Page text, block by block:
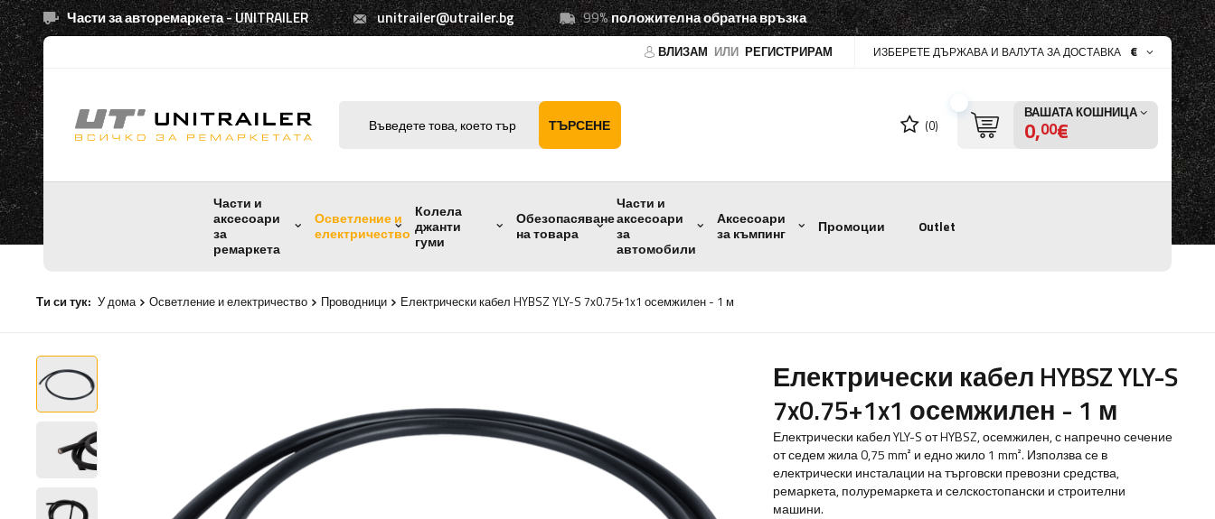
Части за авторемаркета - UNITRAILER unitrailer@utrailer.bg 99%положителна обратна връзка
ВЛИЗАМ ИЛИ РЕГИСТРИРАМ ИЗБЕРЕТЕ ДЪРЖАВА И ВАЛУТА ЗА ДОСТАВКА €
ТЪРСЕНЕ (0)
ВАШАТА КОШНИЦА
0,00€
Части и
аксесоари
за
ремаркета
Осветление и
електричество
Колела
джанти
гуми
Обезопасяване
на товара
Части и
аксесоари
за
автомобили
Аксесоари
за къмпинг
Промоции Outlet
Ти си тук: У дома Осветление и електричество Проводници Електрически кабел HYBSZ YLY-S 7x0.75+1x1 осемжилен - 1 м
Електрически кабел HYBSZ YLY-S
7x0.75+1x1 осемжилен - 1 м
Електрически кабел YLY-S от HYBSZ, осемжилен, с напречно сечение
от седем жила 0,75 mm² и едно жило 1 mm². Използва се в
електрически инсталации на търговски превозни средства,
ремаркета, полуремаркета и селскостопански и строителни
машини.